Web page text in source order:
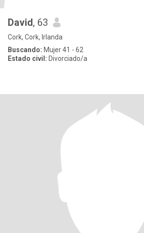
David, 63
Cork, Cork, Irlanda
Buscando: Mujer 41 - 62
Estado civil: Divorciado/a